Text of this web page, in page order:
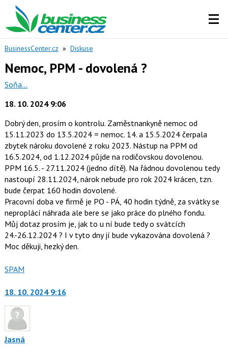
BusinessCenter.cz » Diskuse
Nemoc, PPM - dovolená ?
Soňa...
18. 10. 2024 9:06
Dobrý den, prosím o kontrolu. Zaměstnankyně nemoc od
15.11.2023 do 13.5.2024 = nemoc. 14. a 15.5.2024 čerpala
zbytek nároku dovolené z roku 2023. Nástup na PPM od
16.5.2024, od 1.12.2024 půjde na rodičovskou dovolenou.
PPM 16.5. - 27.11.2024 (jedno dítě). Na řádnou dovolenou tedy
nastoupí 28.11.2024, nárok nebude pro rok 2024 krácen, tzn.
bude čerpat 160 hodin dovolené.
Pracovní doba ve firmě je PO - PÁ, 40 hodin týdně, za svátky se
neproplácí náhrada ale bere se jako práce do plného fondu.
Můj dotaz prosím je, jak to u ní bude tedy o svátcích
24.-26.12.2024 ? I v tyto dny jí bude vykazována dovolená ?
Moc děkuji, hezký den.
Nahlásit
jako
SPAM
18. 10. 2024 9:16
Jasná